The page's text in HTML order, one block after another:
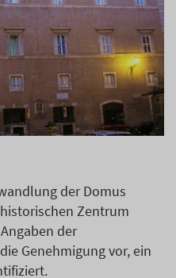
der Domus
Zentrum
der
Genehmigung vor, ein